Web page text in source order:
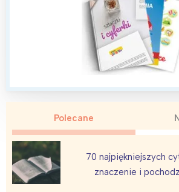
Polecane
70 najpiękniejszych
znaczenie i
Wybieram